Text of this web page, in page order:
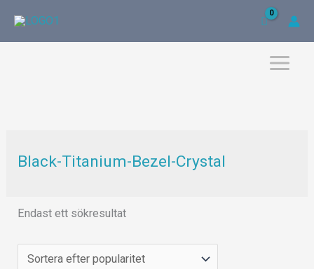
Black-Titanium-Bezel-Crystal
Endast ett sökresultat